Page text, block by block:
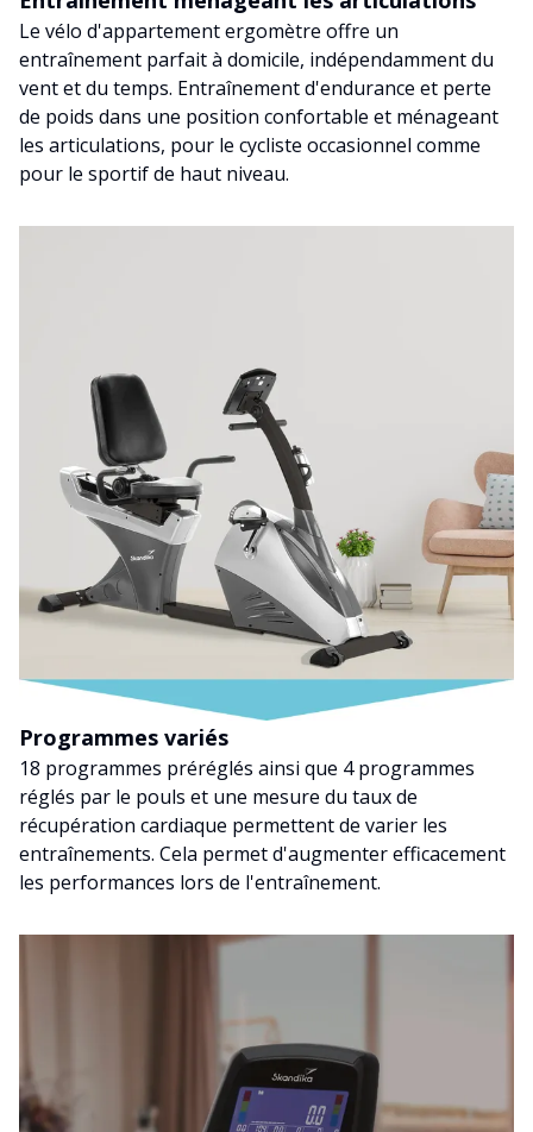
Le vélo d'appartement ergomètre offre un
entraînement parfait à domicile, indépendamment du
vent et du temps. Entraînement d'endurance et perte
de poids dans une position confortable et ménageant
les articulations, pour le cycliste occasionnel comme
pour le sportif de haut niveau.
Programmes variés
18 programmes préréglés ainsi que 4 programmes
réglés par le pouls et une mesure du taux de
récupération cardiaque permettent de varier les
entraînements. Cela permet d'augmenter efficacement
les performances lors de l'entraînement.